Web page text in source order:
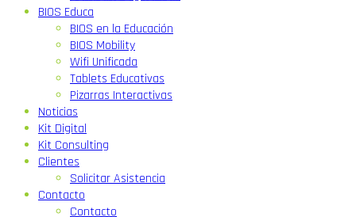
BIOS Educa
BIOS en la Educación
BIOS Mobility
Wifi Unificada
Tablets Educativas
Pizarras Interactivas
Noticias
Kit Digital
Kit Consulting
Clientes
Solicitar Asistencia
Contacto
Contacto